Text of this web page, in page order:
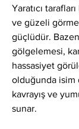
Yaratıcı
ve güzeli
güçlüdür.
gölgelemesi,
hassasiyet
olduğunda isim
kavrayış ve
sunar.